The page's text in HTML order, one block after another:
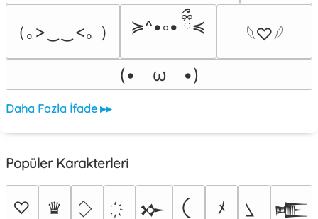
（｡>‿‿<｡ ） ≽^•༚• ྀིྀ≼
𓆩♡𓆪
(•　ω　•)
Daha Fazla İfade ▸▸
Popüler Karakterleri
♡ ♛ 𒁍 ﾒ 𒍫